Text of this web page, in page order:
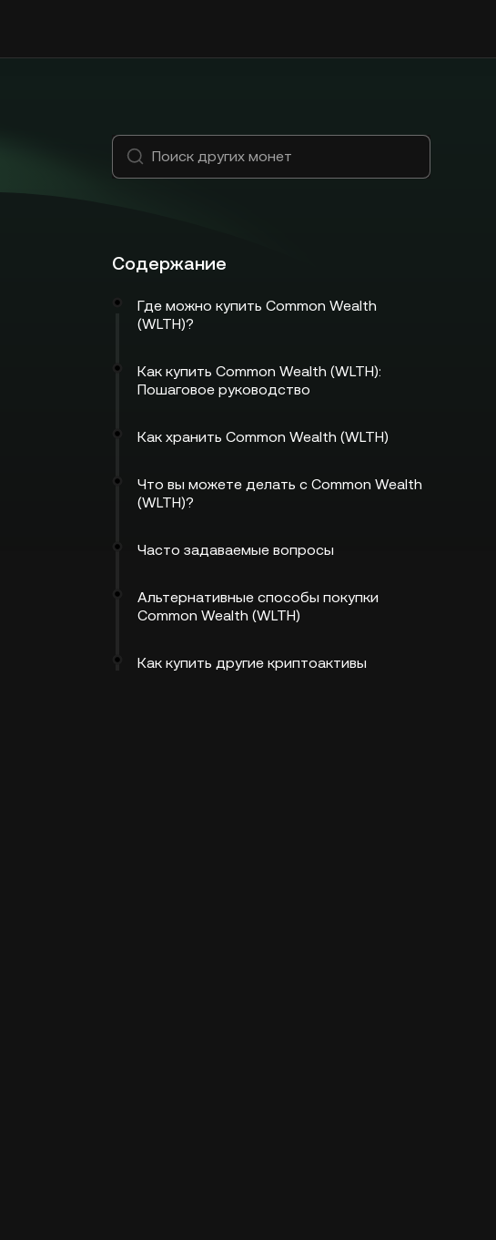
Содержание
Где можно купить Common Wealth
(WLTH)?
Как купить Common Wealth (WLTH):
Пошаговое руководство
Как хранить Common Wealth (WLTH)
Что вы можете делать с Common Wealth
(WLTH)?
Часто задаваемые вопросы
Альтернативные способы покупки
Common Wealth (WLTH)
Как купить другие криптоактивы